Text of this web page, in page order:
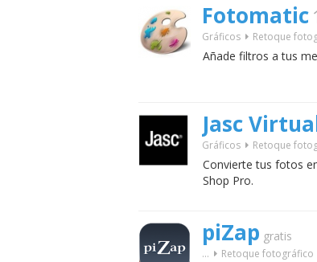
Fotomatic
Gráficos Retoque
Añade filtros a tus
Jasc
Gráficos Retoque
Convierte tus fotos
Shop Pro.
piZap gratis
... Retoque fotográfico